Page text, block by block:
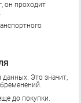
он проходит
Это значит,
до покупки.